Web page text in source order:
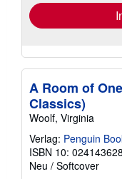
A Room of
Classics)
Woolf, Virginia
Verlag: Penguin
ISBN 10:
Neu / Softcover